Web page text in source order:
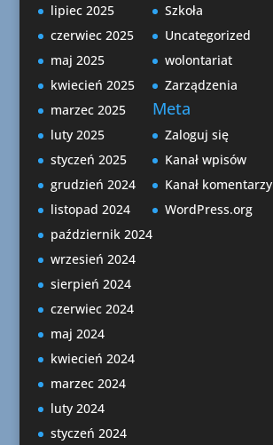
lipiec 2025
czerwiec 2025
maj 2025
kwiecień 2025
marzec 2025
luty 2025
styczeń 2025
grudzień 2024
listopad 2024
październik 2024
wrzesień 2024
sierpień 2024
czerwiec 2024
maj 2024
kwiecień 2024
marzec 2024
luty 2024
styczeń 2024
Szkoła
Uncategorized
wolontariat
Zarządzenia
Meta
Zaloguj się
Kanał wpisów
Kanał komentarzy
WordPress.org